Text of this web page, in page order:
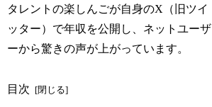
タレントの楽しんごが自身のX（旧ツイ
ッター）で年収を公開し、ネットユーザ
ーから驚きの声が上がっています。
目次